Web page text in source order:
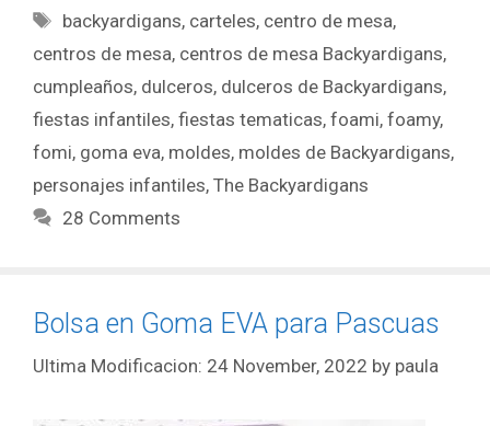
backyardigans, carteles, centro de mesa,
centros de mesa, centros de mesa Backyardigans,
cumpleaños, dulceros, dulceros de Backyardigans,
fiestas infantiles, fiestas tematicas, foami, foamy,
fomi, goma eva, moldes, moldes de Backyardigans,
personajes infantiles, The Backyardigans
28 Comments
Bolsa en Goma EVA para Pascuas
24 November, 2022 by paula